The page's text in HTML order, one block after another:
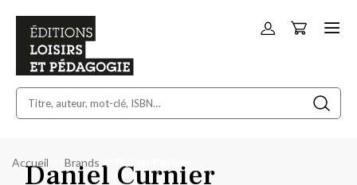
Allez
Panier
Accueil Brands
Daniel Curnier